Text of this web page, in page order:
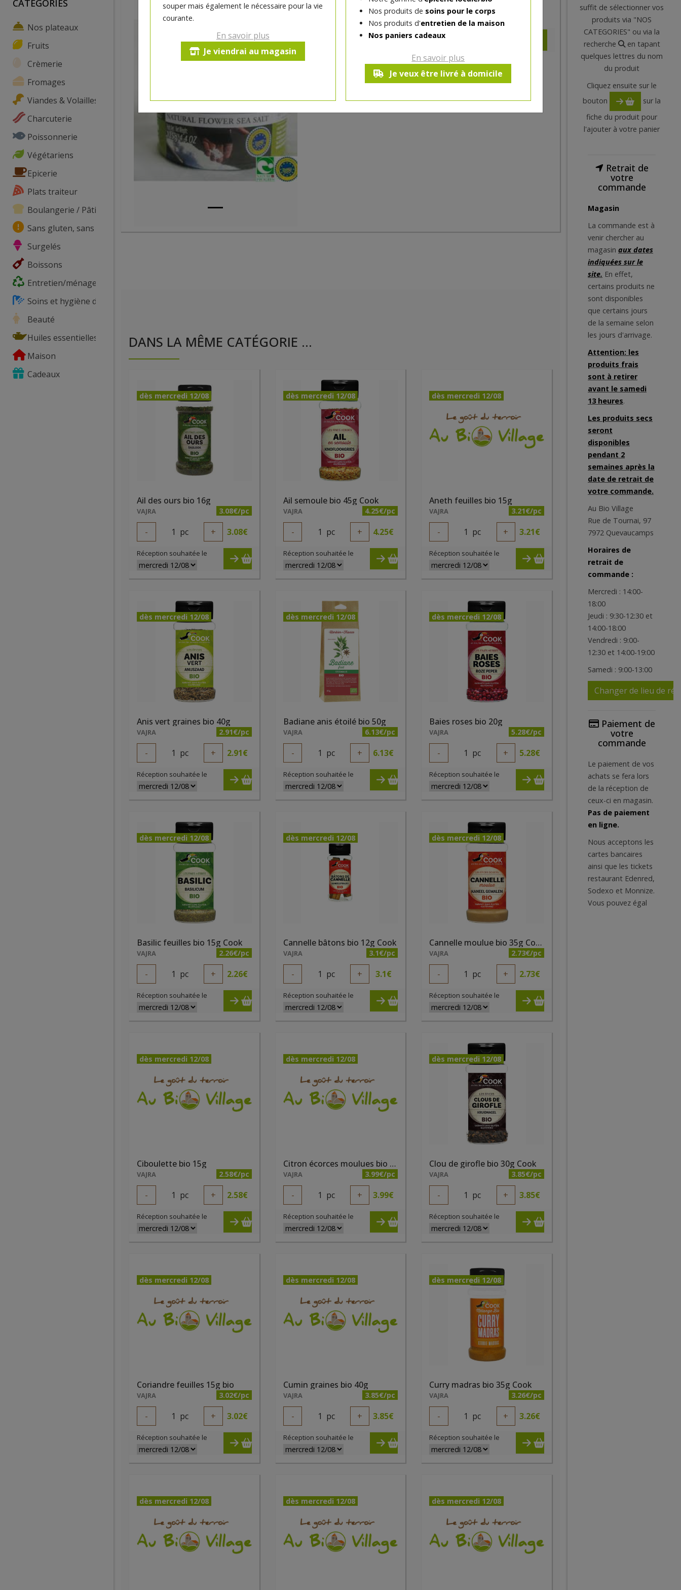
CATEGORIES
Nos plateaux
Fruits
Crèmerie
Fromages
Viandes & Volailles
Charcuterie
Poissonnerie
Végétariens
Epicerie
Plats traiteur
Boulangerie / Pâtisserie
Sans gluten, sans lactose, ...
Surgelés
Boissons
Entretien/ménage
Soins et hygiène du corps
Beauté
Huiles essentielles
Maison
Cadeaux
souper mais également le nécessaire pour la vie
courante.
En savoir plus
Je viendrai au magasin
Nos produits de soins pour le corps
Nos produits d'entretien de la maison
Nos paniers cadeaux
En savoir plus
Je veux être livré à domicile
1 pc +
Réception souhaitée le
DANS LA MÊME CATÉGORIE ...
dès mercredi 12/08
Ail des ours bio 16g
VAJRA 3.08€/pc
- 1 pc + 3.08€
Réception souhaitée le
dès mercredi 12/08
Ail semoule bio 45g Cook
VAJRA 4.25€/pc
- 1 pc + 4.25€
Réception souhaitée le
dès mercredi 12/08
Aneth feuilles bio 15g
VAJRA 3.21€/pc
- 1 pc + 3.21€
Réception souhaitée le
dès mercredi 12/08
Anis vert graines bio 40g
VAJRA 2.91€/pc
- 1 pc + 2.91€
Réception souhaitée le
dès mercredi 12/08
Badiane anis étoilé bio 50g
VAJRA 6.13€/pc
- 1 pc + 6.13€
Réception souhaitée le
dès mercredi 12/08
Baies roses bio 20g
VAJRA 5.28€/pc
- 1 pc + 5.28€
Réception souhaitée le
dès mercredi 12/08
Basilic feuilles bio 15g Cook
VAJRA 2.26€/pc
- 1 pc + 2.26€
Réception souhaitée le
dès mercredi 12/08
Cannelle bâtons bio 12g Cook
VAJRA 3.1€/pc
- 1 pc + 3.1€
Réception souhaitée le
dès mercredi 12/08
Cannelle moulue bio 35g Cook
VAJRA 2.73€/pc
- 1 pc + 2.73€
Réception souhaitée le
dès mercredi 12/08
Ciboulette bio 15g
VAJRA 2.58€/pc
- 1 pc + 2.58€
Réception souhaitée le
dès mercredi 12/08
Citron écorces moulues bio 32g
VAJRA 3.99€/pc
- 1 pc + 3.99€
Réception souhaitée le
dès mercredi 12/08
Clou de girofle bio 30g Cook
VAJRA 3.85€/pc
- 1 pc + 3.85€
Réception souhaitée le
dès mercredi 12/08
Coriandre feuilles 15g bio
VAJRA 3.02€/pc
- 1 pc + 3.02€
Réception souhaitée le
dès mercredi 12/08
Cumin graines bio 40g
VAJRA 3.85€/pc
- 1 pc + 3.85€
Réception souhaitée le
dès mercredi 12/08
Curry madras bio 35g Cook
VAJRA 3.26€/pc
- 1 pc + 3.26€
Réception souhaitée le
dès mercredi 12/08 dès mercredi 12/08 dès mercredi 12/08
suffit de sélectionner vos
produits via "NOS
CATEGORIES" ou via la
recherche
en tapant
quelques lettres du nom
du produit
Cliquez ensuite sur le
bouton
sur la
fiche du produit pour
l'ajouter à votre panier
Retrait de
votre
commande
Magasin
La commande est à
venir chercher au
magasin aux dates
indiquées sur le
site. En effet,
certains produits ne
sont disponibles
que certains jours
de la semaine selon
les jours d'arrivage.
Attention: les
produits frais
sont à retirer
avant le samedi
13 heures.
Les produits secs
seront
disponibles
pendant 2
semaines après la
date de retrait de
votre commande.
Au Bio Village
Rue de Tournai, 97
7972 Quevaucamps
Horaires de
retrait de
commande :
Mercredi : 14:00-
18:00
Jeudi : 9:30-12:30 et
14:00-18:00
Vendredi : 9:00-
12:30 et 14:00-19:00
Samedi : 9:00-13:00
Changer de lieu de
Paiement de
votre
commande
Le paiement de vos
achats se fera lors
de la réception de
ceux-ci en magasin.
Pas de paiement
en ligne.
Nous acceptons les
cartes bancaires
ainsi que les tickets
restaurant Edenred,
Sodexo et Monnize.
Vous pouvez égal